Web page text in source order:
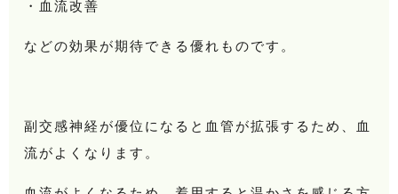
・血流改善
などの効果が期待できる優れものです。
副交感神経が優位になると血管が拡張するため、血
流がよくなります。